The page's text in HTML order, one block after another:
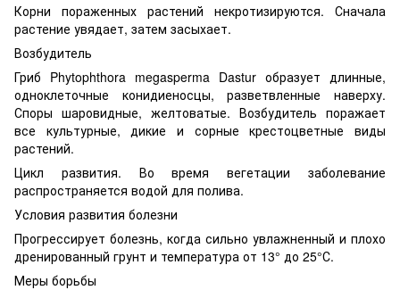
Корни пораженных растений некротизируются. Сначала
растение увядает, затем засыхает.
Возбудитель
Гриб Phytophthora megasperma Dastur образует длинные,
одноклеточные конидиеносцы, разветвленные наверху.
Споры шаровидные, желтоватые. Возбудитель поражает
все культурные, дикие и сорные крестоцветные виды
растений.
Цикл развития. Во время вегетации заболевание
распространяется водой для полива.
Условия развития болезни
Прогрессирует болезнь, когда сильно увлажненный и плохо
дренированный грунт и температура от 13° до 25°С.
Меры борьбы